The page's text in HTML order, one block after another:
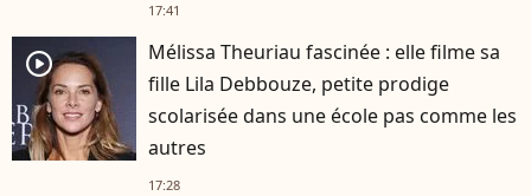
17:41
player2
Mélissa Theuriau fascinée : elle filme sa
fille Lila Debbouze, petite prodige
scolarisée dans une école pas comme les
autres
17:28